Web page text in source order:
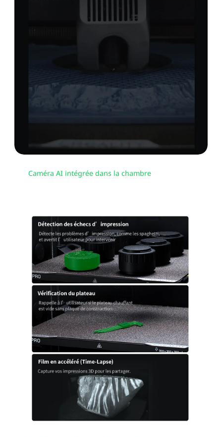
Caméra AI intégrée dans la chambre